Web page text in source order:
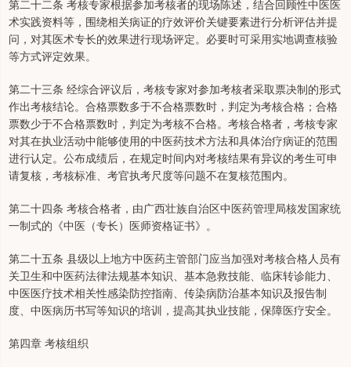
第二十二条 考核专家根据参加考核者的现场陈述，结合回顾性中医医
术实践资料等，围绕相关病证的疗效评价关键要素进行分析评估并提
问，对其医术专长的效果进行现场评定。必要时可采用实地调查核验
等方式评定效果。
第二十三条 经综合评议后，考核专家对参加考核者采取票决制的形式
作出考核结论。合格票数多于不合格票数时，判定为考核合格；合格
票数少于不合格票数时，判定为考核不合格。考核合格者，考核专家
对其在执业活动中能够使用的中医药技术方法和具体治疗病证的范围
进行认定。公布成绩后，在规定时间内对考核结果有异议的考生可申
请复核，考核标准、考官执考尺度等问题不在复核范围内。
第二十四条 考核合格者，由广西壮族自治区中医药管理局核发国家统
一制式的《中医（专长）医师资格证书》。
第二十五条 县级以上地方中医药主管部门应当加强对考核合格人员有
关卫生和中医药法律法规基本知识、基本急救技能、临床转诊能力、
中医医疗技术相关性感染防控指南、传染病防治基本知识及报告制
度、中医病历书写等知识的培训，提高其执业技能，保障医疗安全。
第四章 考核组织